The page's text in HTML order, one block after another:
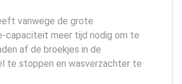
vanwege de grote
capaciteit meer tijd nodig om te
af de broekjes in de
te stoppen en wasverzachter te